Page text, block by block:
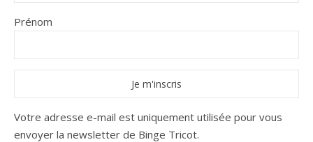
Prénom
Votre adresse e-mail est uniquement utilisée pour vous
envoyer la newsletter de Binge Tricot.